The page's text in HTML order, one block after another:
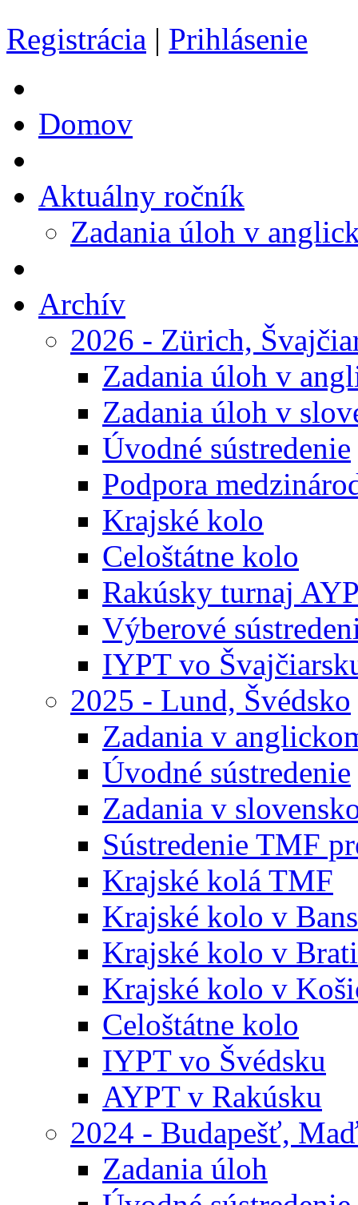
Registrácia | Prihlásenie
Domov
Aktuálny ročník
Zadania úloh v
Archív
2026 - Zürich,
Zadania úloh v
Zadania úloh v
Úvodné sústredenie
Podpora
Krajské kolo
Celoštátne kolo
Rakúsky turnaj
Výberové
IYPT vo
2025 - Lund, Švédsko
Zadania v
Úvodné sústredenie
Zadania v
Sústredenie TMF
Krajské kolá TMF
Krajské kolo v
Krajské kolo v
Krajské kolo v
Celoštátne kolo
IYPT vo Švédsku
AYPT v Rakúsku
2024 - Budapešť,
Zadania úloh